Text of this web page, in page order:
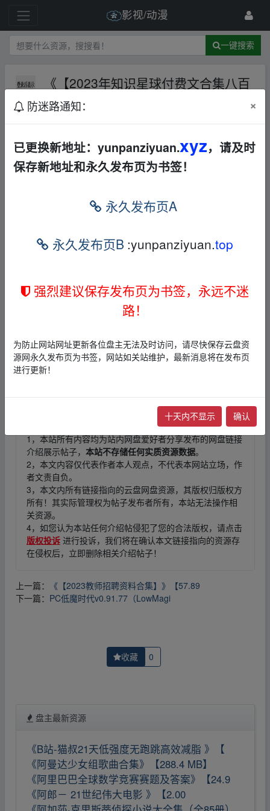
影视/动漫
一键搜索
《【2023年知识星球付费文合集八百
多篇】》【4.68GB】
【2023年知识星球付费文合集 八百多篇】汇集了多领域的知
识，帮助你在生活与职业中找到更多的可能性。通过生动的案例
分析与实践经验的分享，你将学习到一系列实用的技巧，提升自
本帖含有隐藏内容，请您 回复
fr、om w‥ww.y▁un、pan‥zi﹏yu▁an.xy z
1，本站所有内容均为站内网盘爱好者分享发布的网盘链接
介绍展示帖子， 本站不存储任何实质资源数据。
2，本文内容仅代表作者本人观点，不代表本网站立场，作
者文责自负。
3，本文内所有链接指向的云盘网盘资源，其版权归版权方
所有！其实际管理权为帖子发布者所有，本站无法操作相
关资源。
4，如您认为本站任何介绍帖侵犯了您的合法版权，请点击
版权投诉 进行投诉，我们将在确认本文链接指向的资源存
在侵权后，立即删除相关介绍帖子！
上一篇：
《【2023教师招聘资料合集】》【57.89
下一篇： PC低魔时代v0.91.77（LowMagi
收藏 0
盘主最新资源
《B站-猫叔21天低强度无跑跳高效减脂 》【
《阿曼达少女组歌曲合集》【288.4 MB】
《阿里巴巴全球数学竞赛赛题及答案》【24.9
《阿郎－ 21世纪伟大电影 》【2.00
防迷路通知： ×
已更换新地址：yunpanziyuan.xyz，请及时
保存新地址和永久发布页为书签！
永久发布页A
永久发布页B :yunpanziyuan.top
强烈建议保存发布页为书签，永远不迷
路！
为防止网站网址更新各位盘主无法及时访问，请尽快保存云盘资
源网永久发布页为书签，网站如关站维护，最新消息将在发布页
进行更新！
十天内不显示 确认